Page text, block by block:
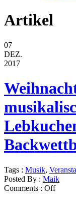
Artikel
07
DEZ.
2017
Tags : Musik,
Posted By : Maik
Comments : Off